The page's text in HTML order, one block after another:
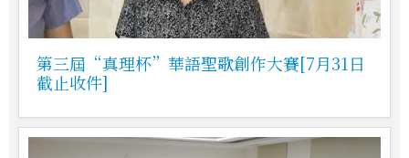
第三屆“真理杯”華語聖歌創作大賽[7月31日
截止收件]